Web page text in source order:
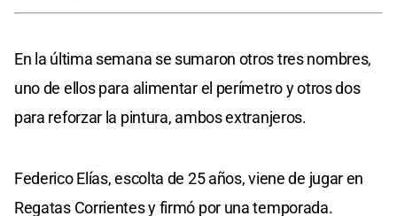
En la última semana se sumaron otros tres nombres,
uno de ellos para alimentar el perímetro y otros dos
para reforzar la pintura, ambos extranjeros.
Federico Elías, escolta de 25 años, viene de jugar en
Regatas Corrientes y firmó por una temporada.